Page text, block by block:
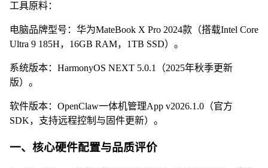
工具原料：
电脑品牌型号：华为MateBook X Pro 2024款（搭载Intel Core
Ultra 9 185H，16GB RAM，1TB SSD）。
系统版本：HarmonyOS NEXT 5.0.1（2025年秋季更新
版）。
软件版本：OpenClaw一体机管理App v2026.1.0（官方
SDK，支持远程控制与固件更新）。
一、核心硬件配置与品质评价